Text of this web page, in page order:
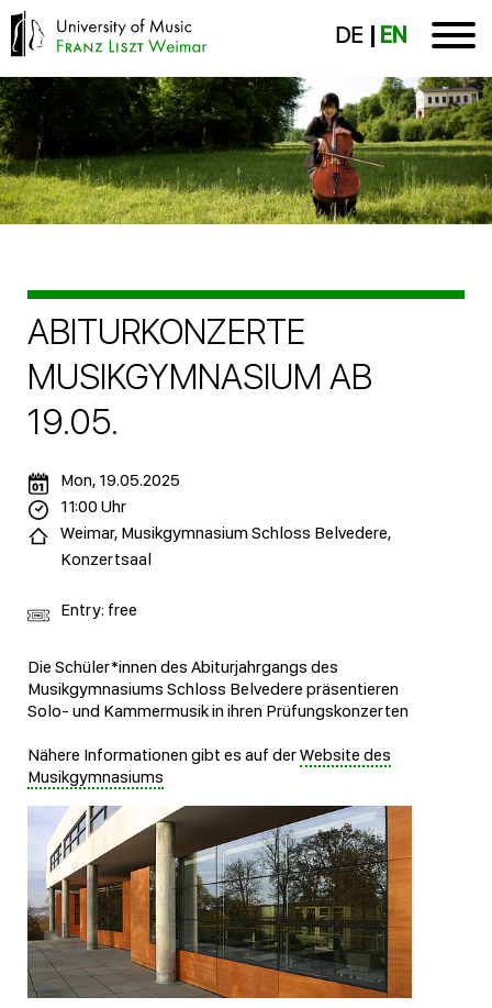
DE EN
ABITURKONZERTE
MUSIKGYMNASIUM AB
19.05.
Die Schüler*innen des Abiturjahrgangs des
Musikgymnasiums Schloss Belvedere präsentieren
Solo- und Kammermusik in ihren Prüfungskonzerten
Nähere Informationen gibt es auf derWebsite des
Musikgymnasiums
Mon, 19.05.2025
11:00 Uhr
Weimar, Musikgymnasium Schloss Belvedere,
Konzertsaal
Entry: free